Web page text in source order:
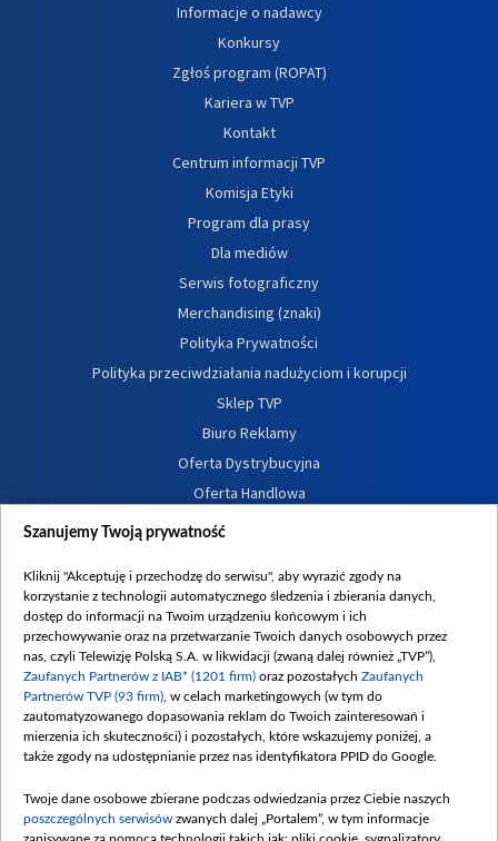
Informacje o nadawcy
Konkursy
Zgłoś program (ROPAT)
Kariera w TVP
Kontakt
Centrum informacji TVP
Komisja Etyki
Program dla prasy
Dla mediów
Serwis fotograficzny
Merchandising (znaki)
Polityka Prywatności
Polityka przeciwdziałania nadużyciom i korupcji
Sklep TVP
Biuro Reklamy
Oferta Dystrybucyjna
Oferta Handlowa
Dostępność
Procedura zgłoszeń wewnętrznych
Szanujemy Twoją prywatność
Kliknij "Akceptuję i przechodzę do serwisu", aby wyrazić zgody na
korzystanie z technologii automatycznego śledzenia i zbierania danych,
dostęp do informacji na Twoim urządzeniu końcowym i ich
przechowywanie oraz na przetwarzanie Twoich danych osobowych przez
nas, czyli Telewizję Polską S.A. w likwidacji (zwaną dalej również „TVP”),
Zaufanych Partnerów z IAB* (1201 firm) oraz pozostałych Zaufanych
Partnerów TVP (93 firm) , w celach marketingowych (w tym do
zautomatyzowanego dopasowania reklam do Twoich zainteresowań i
mierzenia ich skuteczności) i pozostałych, które wskazujemy poniżej, a
także zgody na udostępnianie przez nas identyfikatora PPID do Google.
Twoje dane osobowe zbierane podczas odwiedzania przez Ciebie naszych
poszczególnych serwisów zwanych dalej „Portalem”, w tym informacje